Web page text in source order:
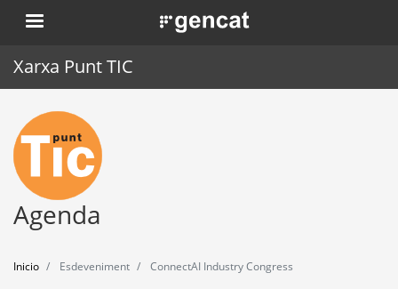
Pasar
al
. Obre en una nova finestra.
Xarxa Punt TIC
Inicio
Punt TIC
Actualidad
Agenda
Inicio Esdeveniment ConnectAI Industry Congress